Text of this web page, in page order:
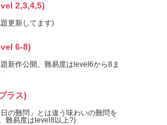
2,3,4,5)
更新してます)
6-8)
新作公開。難易度はlevel6から8ま
ラス)
の難問」とは違う味わいの難問を
難易度はlevel8以上?)